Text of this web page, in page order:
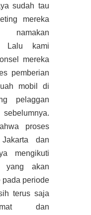
sudah tau
mereka
Lalu kami
mereka
pemberian
mobil di
pelaggan
proses
dan
mengikuti
yang akan
pada periode
terus saja
dan